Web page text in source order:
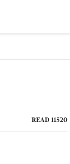
READ 11520